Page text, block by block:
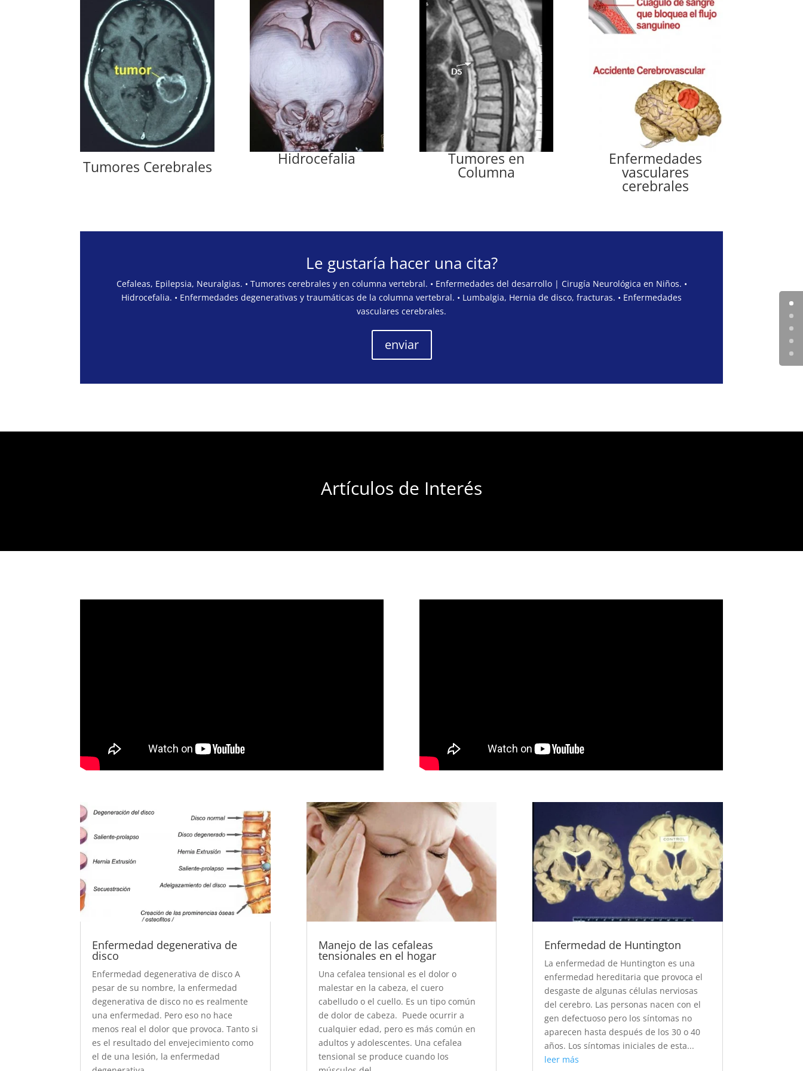
Tumores Cerebrales Hidrocefalia Tumores en
Columna
Enfermedades
vasculares
cerebrales
Le gustaría hacer una cita?
Cefaleas, Epilepsia, Neuralgias. • Tumores cerebrales y en columna vertebral. • Enfermedades del desarrollo | Cirugía Neurológica en Niños. •
Hidrocefalia. • Enfermedades degenerativas y traumáticas de la columna vertebral. • Lumbalgia, Hernia de disco, fracturas. • Enfermedades
vasculares cerebrales.
enviar
Artículos de Interés
Enfermedad degenerativa de
disco
Enfermedad degenerativa de disco A
pesar de su nombre, la enfermedad
degenerativa de disco no es realmente
una enfermedad. Pero eso no hace
menos real el dolor que provoca. Tanto si
es el resultado del envejecimiento como
el de una lesión, la enfermedad
Manejo de las cefaleas
tensionales en el hogar
Una cefalea tensional es el dolor o
malestar en la cabeza, el cuero
cabelludo o el cuello. Es un tipo común
de dolor de cabeza. Puede ocurrir a
cualquier edad, pero es más común en
adultos y adolescentes. Una cefalea
tensional se produce cuando los
Enfermedad de Huntington
La enfermedad de Huntington es una
enfermedad hereditaria que provoca el
desgaste de algunas células nerviosas
del cerebro. Las personas nacen con el
gen defectuoso pero los síntomas no
aparecen hasta después de los 30 o 40
años. Los síntomas iniciales de esta...
leer más